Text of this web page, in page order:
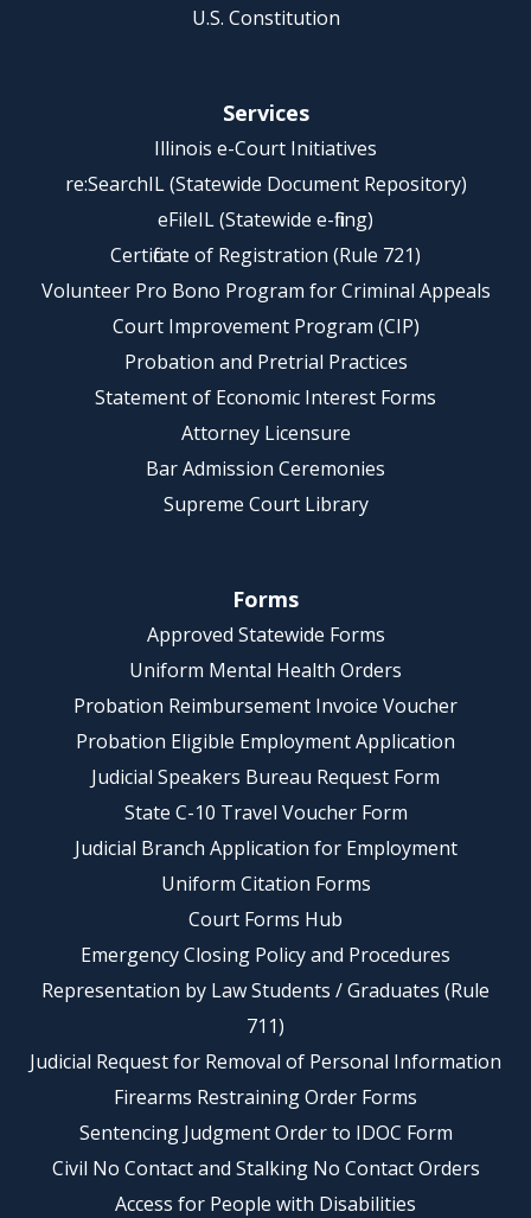
U.S. Constitution
Services
Illinois e-Court Initiatives
re:SearchIL (Statewide Document Repository)
eFileIL (Statewide e-filing)
Certificate of Registration (Rule 721)
Volunteer Pro Bono Program for Criminal Appeals
Court Improvement Program (CIP)
Probation and Pretrial Practices
Statement of Economic Interest Forms
Attorney Licensure
Bar Admission Ceremonies
Supreme Court Library
Forms
Approved Statewide Forms
Uniform Mental Health Orders
Probation Reimbursement Invoice Voucher
Probation Eligible Employment Application
Judicial Speakers Bureau Request Form
State C-10 Travel Voucher Form
Judicial Branch Application for Employment
Uniform Citation Forms
Court Forms Hub
Emergency Closing Policy and Procedures
Representation by Law Students / Graduates (Rule
711)
Judicial Request for Removal of Personal Information
Firearms Restraining Order Forms
Sentencing Judgment Order to IDOC Form
Civil No Contact and Stalking No Contact Orders
Access for People with Disabilities